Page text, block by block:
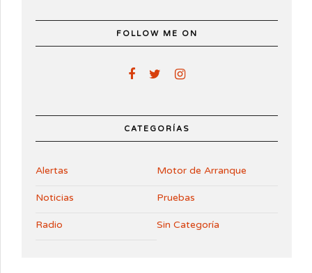
FOLLOW ME ON
CATEGORÍAS
Alertas Motor de Arranque
Noticias Pruebas
Radio Sin Categoría